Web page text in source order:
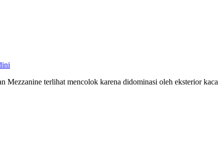
Mezzanine terlihat mencolok karena didominasi oleh eksterior kaca